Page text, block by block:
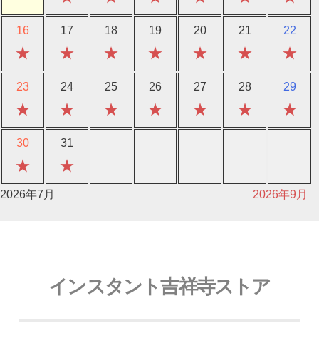
16
★
17
★
18
★
19
★
20
★
21
★
22
★
23
★
24
★
25
★
26
★
27
★
28
★
29
★
30
★
31
★
2026年7月 2026年9月
インスタント吉祥寺ストア